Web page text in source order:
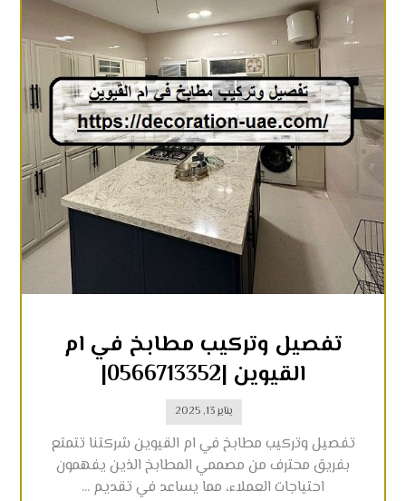
تفصيل وتركيب مطابخ في ام
القيوين |0566713352|
يناير 13, 2025
تفصيل وتركيب مطابخ في ام القيوين شركتنا تتمتع
بفريق محترف من مصممي المطابخ الذين يفهمون
احتياجات العملاء، مما يساعد في تقديم ...